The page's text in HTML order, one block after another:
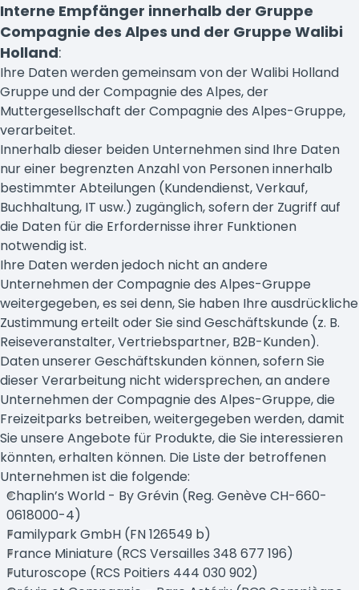
Interne Empfänger innerhalb der Gruppe
Compagnie des Alpes und der Gruppe Walibi
Holland:
Ihre Daten werden gemeinsam von der Walibi Holland
Gruppe und der Compagnie des Alpes, der
Muttergesellschaft der Compagnie des Alpes-Gruppe,
verarbeitet.
Innerhalb dieser beiden Unternehmen sind Ihre Daten
nur einer begrenzten Anzahl von Personen innerhalb
bestimmter Abteilungen (Kundendienst, Verkauf,
Buchhaltung, IT usw.) zugänglich, sofern der Zugriff auf
die Daten für die Erfordernisse ihrer Funktionen
notwendig ist.
Ihre Daten werden jedoch nicht an andere
Unternehmen der Compagnie des Alpes-Gruppe
weitergegeben, es sei denn, Sie haben Ihre ausdrückliche
Zustimmung erteilt oder Sie sind Geschäftskunde (z. B.
Reiseveranstalter, Vertriebspartner, B2B-Kunden).
Daten unserer Geschäftskunden können, sofern Sie
dieser Verarbeitung nicht widersprechen, an andere
Unternehmen der Compagnie des Alpes-Gruppe, die
Freizeitparks betreiben, weitergegeben werden, damit
Sie unsere Angebote für Produkte, die Sie interessieren
könnten, erhalten können. Die Liste der betroffenen
Unternehmen ist die folgende:
Chaplin’s World - By Grévin (Reg. Genève CH-660-
0618000-4)
Familypark GmbH (FN 126549 b)
France Miniature (RCS Versailles 348 677 196)
Futuroscope (RCS Poitiers 444 030 902)